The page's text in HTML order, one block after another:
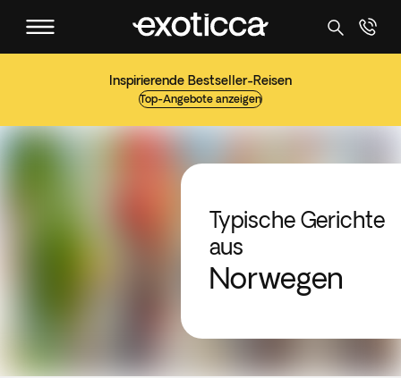
Inspirierende Bestseller-Reisen
Top-Angebote anzeigen
Typische Gerichte
aus
Norwegen